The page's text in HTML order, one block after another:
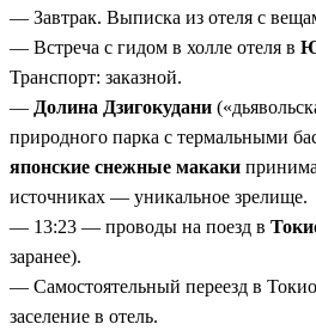
— Завтрак. Выписка из отеля с
— Встреча с гидом в холле отеля в
Транспорт: заказной.
— Долина Дзигокудани
природного парка с термальными
японские снежные макаки
источниках — уникальное зрелище.
— 13:23 — проводы на поезд в
заранее).
— Самостоятельный переезд в
заселение в отель.